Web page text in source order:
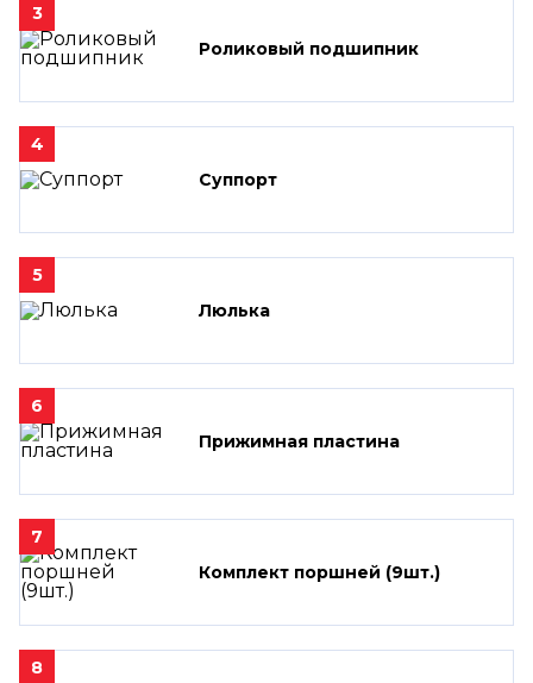
3
Роликовый подшипник
4
Суппорт
5
Люлька
6
Прижимная пластина
7
Комплект поршней (9шт.)
8